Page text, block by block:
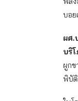
บอย
ผศ.
บริ
ผูกข
พิบัติ